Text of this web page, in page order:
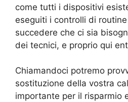
come tutti i dispositivi
eseguiti i controlli di
succedere che ci sia
dei tecnici, e proprio qui
Chiamandoci potremo
sostituzione della vostra
importante per il risparmio